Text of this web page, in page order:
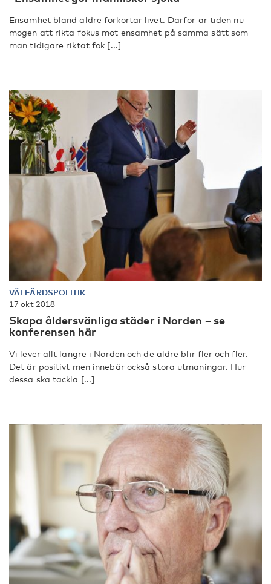
Ensamhet bland äldre förkortar livet. Därför är tiden nu
mogen att rikta fokus mot ensamhet på samma sätt som
man tidigare riktat fok [...]
VÄLFÄRDSPOLITIK
17 okt 2018
Skapa åldersvänliga städer i Norden – se
konferensen här
Vi lever allt längre i Norden och de äldre blir fler och fler.
Det är positivt men innebär också stora utmaningar. Hur
dessa ska tackla [...]